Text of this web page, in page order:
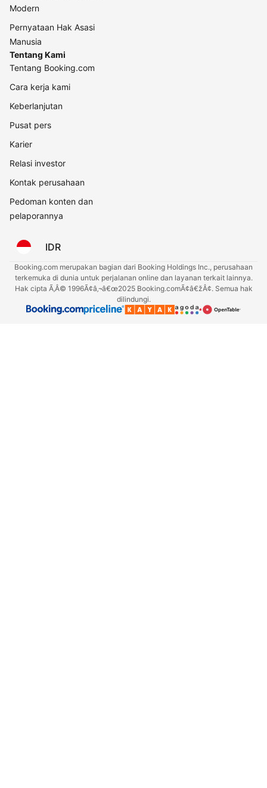
Modern
Pernyataan Hak Asasi
Manusia
Tentang Kami
Tentang Booking.com
Cara kerja kami
Keberlanjutan
Pusat pers
Karier
Relasi investor
Kontak perusahaan
Pedoman konten dan
pelaporannya
IDR
Booking.com merupakan bagian dari Booking Holdings Inc., perusahaan
terkemuka di dunia untuk perjalanan online dan layanan terkait lainnya.
Hak cipta Ã‚Â© 1996Ã¢â‚¬â€œ2025 Booking.comÃ¢â€žÂ¢. Semua hak
dilindungi.